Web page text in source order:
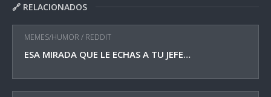
🔗 RELACIONADOS
MEMES/HUMOR / REDDIT
ESA MIRADA QUE LE ECHAS A TU JEFE…